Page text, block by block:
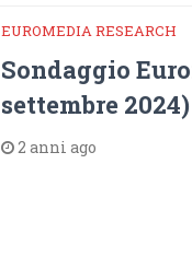
EUROMEDIA RESEARCH
Sondaggio
settembre 2024)
2 anni ago